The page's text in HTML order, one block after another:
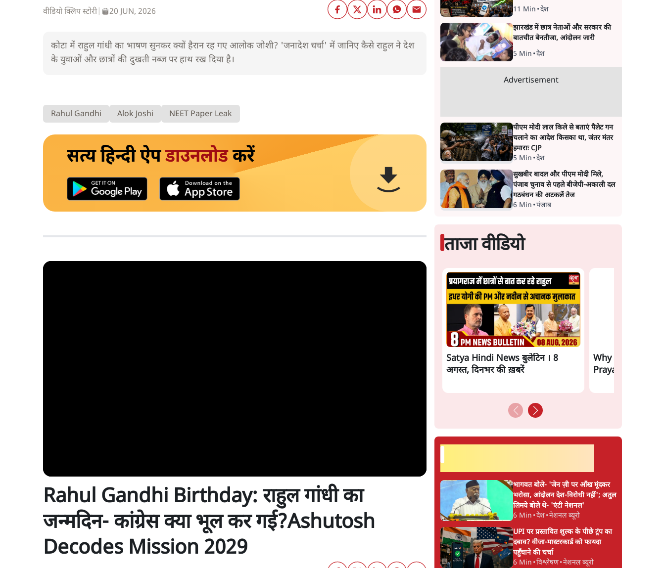
वीडियो क्लिप स्टोरी| 20 JUN, 2026
कोटा में राहुल गांधी का भाषण सुनकर क्यों हैरान रह गए आलोक जोशी? 'जनादेश चर्चा' में जानिए कैसे राहुल ने देश
के युवाओं और छात्रों की दुखती नब्ज पर हाथ रख दिया है।
Rahul Gandhi Alok Joshi NEET Paper Leak
सत्य हिन्दी ऐपडाउनलोडकरें
Rahul Gandhi Birthday: राहुल गांधी का
जन्मदिन- कांग्रेस क्या भूल कर गई?Ashutosh
Decodes Mission 2029
11 Min •देश
झारखंड में छात्र नेताओं और सरकार की
बातचीत बेनतीजा, आंदोलन जारी
5 Min •देश
Advertisement
पीएम मोदी लाल किले से बताएं पैलेट गन
चलाने का आदेश किसका था, जंतर मंतर
हमाराः CJP
5 Min •देश
सुखबीर बादल और पीएम मोदी मिले,
पंजाब चुनाव से पहले बीजेपी-अकाली दल
गठबंधन की अटकलें तेज
6 Min •पंजाब
ताजा वीडियो
Satya Hindi News बुलेटिन । 8
अगस्त, दिनभर की ख़बरें
Why BJP
Prayagraj Rally?
सर्वाधिक पढ़ी गयी खबरें
भागवत बोले- 'जेन ज़ी पर आँख मूंदकर
भरोसा, आंदोलन देश-विरोधी नहीं'; अतुल
लिमये बोले थे- 'एंटी नेशनल'
6 Min •देश•नेशनल ब्यूरो
UPI पर प्रस्तावित शुल्क के पीछे ट्रंप का
दबाव? वीजा-मास्टरकार्ड को फायदा
पहुँचाने की चर्चा
6 Min •विश्लेषण•नेशनल ब्यूरो